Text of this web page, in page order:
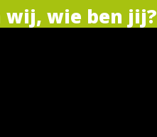
wij, wie ben jij?